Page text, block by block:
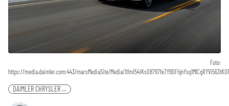
Foto:
https://media.daimler.com:443/marsMediaSite/Media/
DAIMLER CHRYSLER ...